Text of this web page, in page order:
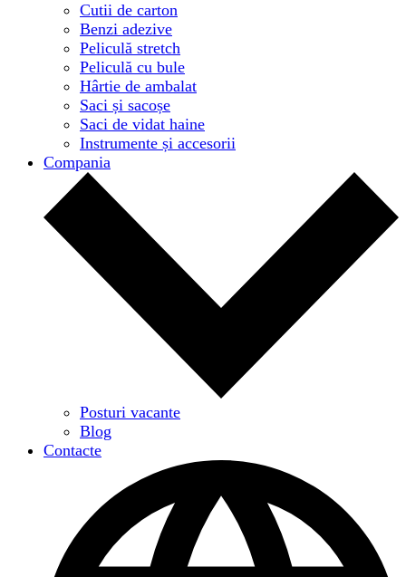
Cutii de carton
Benzi adezive
Peliculă stretch
Peliculă cu bule
Hârtie de ambalat
Saci și sacoșe
Saci de vidat haine
Instrumente și accesorii
Compania
Posturi vacante
Blog
Contacte